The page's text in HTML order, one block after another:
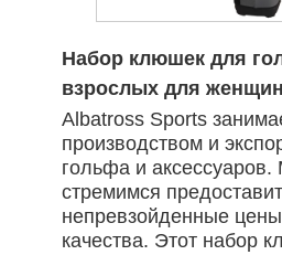
Набор клюшек для
взрослых для
Albatross Sports
производством и
гольфа и
стремимся
непревзойденные
качества. Этот набор